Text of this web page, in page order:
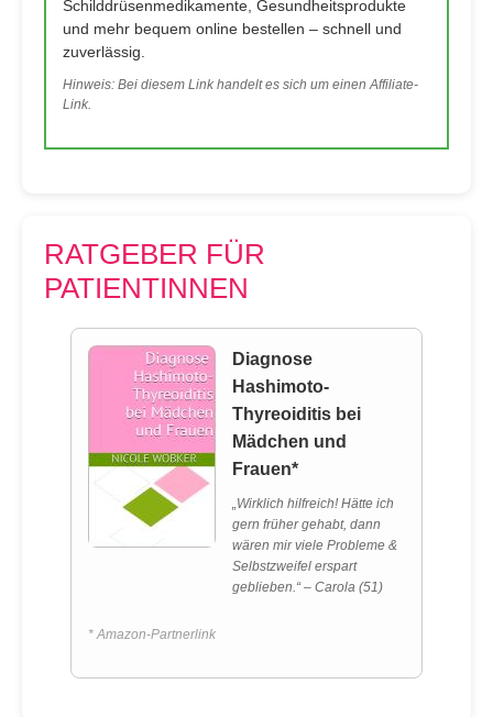
Schilddrüsenmedikamente, Gesundheitsprodukte
und mehr bequem online bestellen – schnell und
zuverlässig.
Hinweis: Bei diesem Link handelt es sich um einen Affiliate-
Link.
RATGEBER FÜR
PATIENTINNEN
Diagnose
Hashimoto-
Thyreoiditis bei
Mädchen und
Frauen*
„Wirklich hilfreich! Hätte ich
gern früher gehabt, dann
wären mir viele Probleme &
Selbstzweifel erspart
geblieben.“ – Carola (51)
* Amazon-Partnerlink